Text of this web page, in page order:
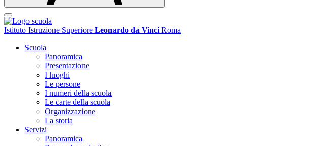
Istituto Istruzione Superiore Leonardo da Vinci Roma
Scuola
Panoramica
Presentazione
I luoghi
Le persone
I numeri della scuola
Le carte della scuola
Organizzazione
La storia
Servizi
Panoramica